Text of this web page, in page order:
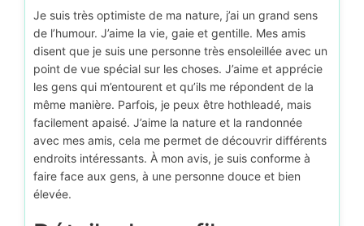
Je suis très optimiste de ma nature, j’ai un grand sens
de l’humour. J’aime la vie, gaie et gentille. Mes amis
disent que je suis une personne très ensoleillée avec un
point de vue spécial sur les choses. J’aime et apprécie
les gens qui m’entourent et qu’ils me répondent de la
même manière. Parfois, je peux être hothleadé, mais
facilement apaisé. J’aime la nature et la randonnée
avec mes amis, cela me permet de découvrir différents
endroits intéressants. À mon avis, je suis conforme à
faire face aux gens, à une personne douce et bien
élevée.